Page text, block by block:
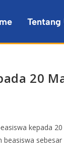
Tentang
20
kepada
beasiswa